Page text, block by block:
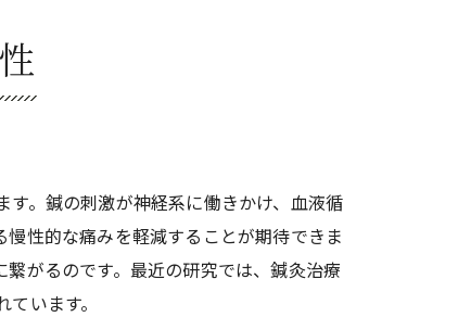
。鍼の刺激が神経系に働きかけ、血液循
性的な痛みを軽減することが期待できま
がるのです。最近の研究では、鍼灸治療
います。